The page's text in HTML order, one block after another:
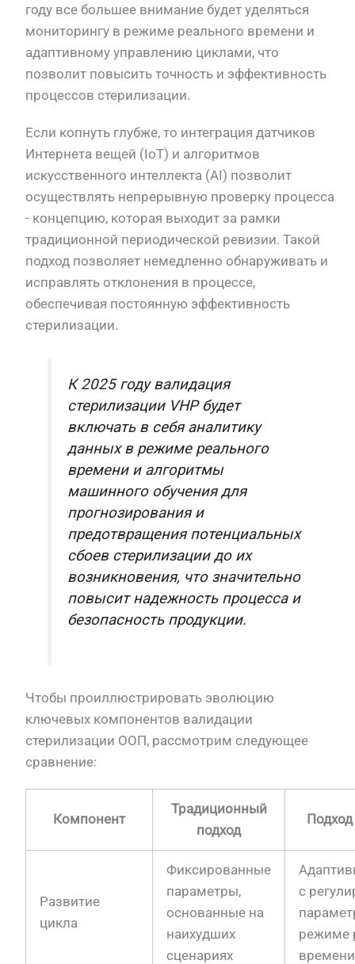
году все большее внимание будет уделяться
мониторингу в режиме реального времени и
адаптивному управлению циклами, что
позволит повысить точность и эффективность
процессов стерилизации.
Если копнуть глубже, то интеграция датчиков
Интернета вещей (IoT) и алгоритмов
искусственного интеллекта (AI) позволит
осуществлять непрерывную проверку процесса
- концепцию, которая выходит за рамки
традиционной периодической ревизии. Такой
подход позволяет немедленно обнаруживать и
исправлять отклонения в процессе,
обеспечивая постоянную эффективность
стерилизации.
К 2025 году валидация
стерилизации VHP будет
включать в себя аналитику
данных в режиме реального
времени и алгоритмы
машинного обучения для
прогнозирования и
предотвращения потенциальных
сбоев стерилизации до их
возникновения, что значительно
повысит надежность процесса и
безопасность продукции.
Чтобы проиллюстрировать эволюцию
ключевых компонентов валидации
стерилизации ООП, рассмотрим следующее
сравнение:
Компонент
Традиционный
подход
Развитие
цикла
Фиксированные
параметры,
основанные на
наихудших
сценариях
с
режиме
времени